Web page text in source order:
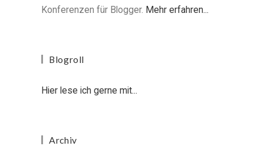
Konferenzen für Blogger. Mehr erfahren...
Blogroll
Hier lese ich gerne mit...
Archiv